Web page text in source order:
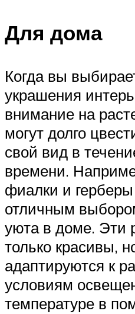
Для дома
Когда вы
украшения
внимание на
могут долго
свой вид в
времени.
фиалки и
отличным
уюта в доме. Эти
только красивы,
адаптируются к
условиям
температуре в